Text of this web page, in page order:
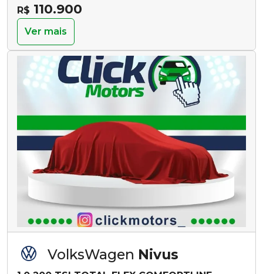
R$ 110.900
Ver mais
VolksWagen Nivus